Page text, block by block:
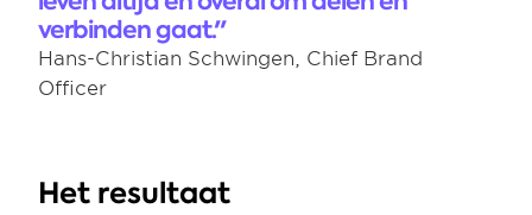
verbinden gaat."
Hans-Christian Schwingen, Chief Brand
Officer
Het resultaat